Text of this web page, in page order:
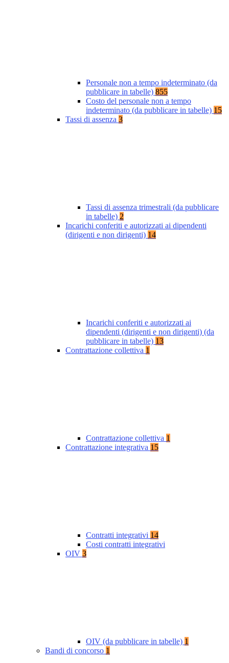
Personale non a tempo indeterminato (da
pubblicare in tabelle) 855
Costo del personale non a tempo
indeterminato (da pubblicare in tabelle) 15
Tassi di assenza 3
Tassi di assenza trimestrali (da pubblicare
in tabelle) 2
Incarichi conferiti e autorizzati ai dipendenti
(dirigenti e non dirigenti) 14
Incarichi conferiti e autorizzati ai
dipendenti (dirigenti e non dirigenti) (da
pubblicare in tabelle) 13
Contrattazione collettiva 1
Contrattazione collettiva 1
Contrattazione integrativa 15
Contratti integrativi 14
Costi contratti integrativi
OIV 3
OIV (da pubblicare in tabelle) 1
Bandi di concorso 1